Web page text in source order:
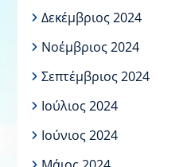
Δεκέμβριος 2024
Νοέμβριος 2024
Σεπτέμβριος 2024
Ιούλιος 2024
Ιούνιος 2024